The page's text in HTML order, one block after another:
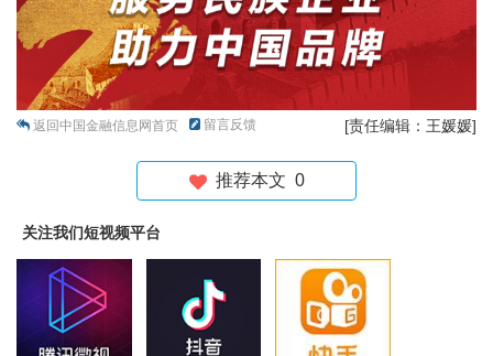
返回中国金融信息网首页 留言反馈 [责任编辑：王媛媛]
推荐本文 0
关注我们短视频平台